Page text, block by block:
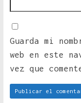
Guarda mi
web en este
vez que